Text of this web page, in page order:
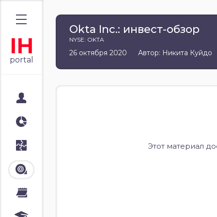
IH
portal
Лента
Okta Inc.: инвест-обзор
NYSE: OKTA
26 октября 2020 Автор: Никита Куйдо
Этот материал